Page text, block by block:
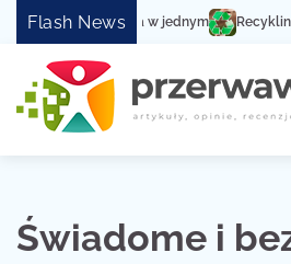
Skip
content
Flash NewsRecykling tworzyw
Świadome i